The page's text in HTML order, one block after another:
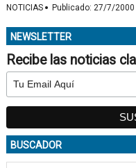
NOTICIAS · Publicado: 27/7/2000
NEWSLETTER
Recibe las noticias
BUSCADOR